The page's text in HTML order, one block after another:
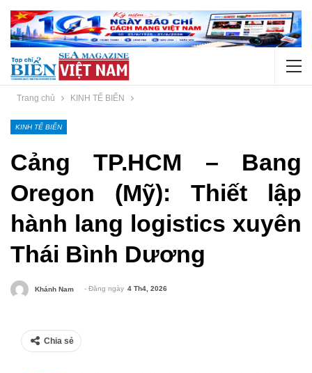
Trang chủ KINH TẾ BIỂN
KINH TẾ BIỂN
Cảng TP.HCM – Bang
Oregon (Mỹ): Thiết lập
hành lang logistics xuyên
Thái Bình Dương
Khánh Nam - Đăng ngày 4 Th4, 2026
Chia sẻ